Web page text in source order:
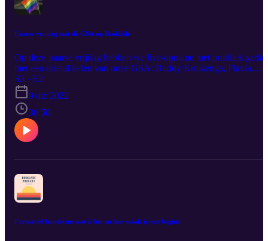
Paarse vrijdag met de GSA op Broklede !
Op deze paarse vrijdag hebben we live-opname met prubliek
met een drietal leden van onze GSA: Buddy Kruizenga, Flavia
Pisanu en Rozan Korevaar. Deze toppers komen vrijuit praten over
natuurlijk de Paarse Vrijdag op Broklede! Maar ook over Gender-
identiteit, Seksualiteit en ook om eens te bespreken hoe inclusief
met elkaar zijn Broklede.
S3 · E2
9 dic 2022
36:50
Formatief handelen: wat is het en hoe maak je een begin?